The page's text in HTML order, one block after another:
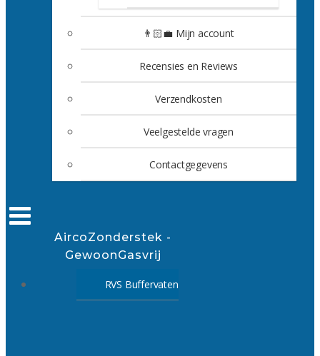
👨🏻‍💼 Mijn account
Recensies en Reviews
Verzendkosten
Veelgestelde vragen
Contactgegevens
AircoZonderstek -
GewoonGasvrij
RVS Buffervaten